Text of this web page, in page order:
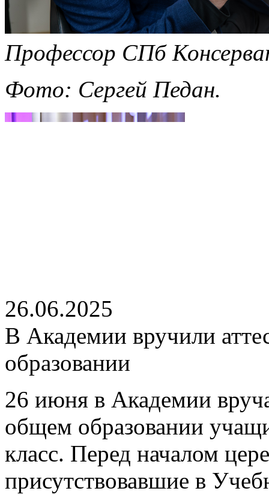
Профессор СПб
Фото: Сергей Педан.
26.06.2025
В Академии вручили
образовании
26 июня в Академии
общем образовании
класс. Перед началом
присутствовавшие в